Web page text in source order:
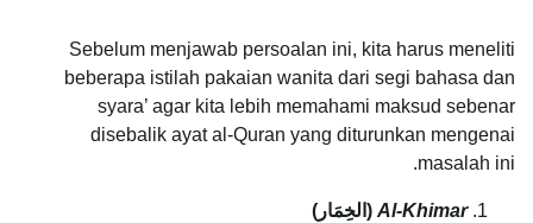
Sebelum menjawab persoalan ini, kita harus meneliti
beberapa istilah pakaian wanita dari segi bahasa dan
syara’ agar kita lebih memahami maksud sebenar
disebalik ayat al-Quran yang diturunkan mengenai
masalah ini.
Al-Khimar
( الخِمَار )